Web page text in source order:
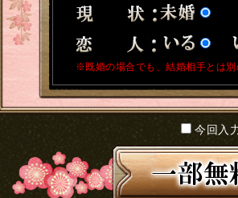
※既婚の場合でも、結婚相手とは
今回入